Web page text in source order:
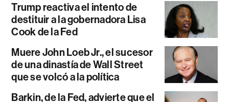
Trump reactiva el intento de
destituir a la gobernadora Lisa
Cook de la Fed
Muere John Loeb Jr., el sucesor
de una dinastía de Wall Street
que se volcó a la política
Barkin, de la Fed, advierte que el